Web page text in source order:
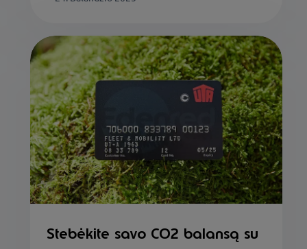
Stebėkite savo CO2 balansą su